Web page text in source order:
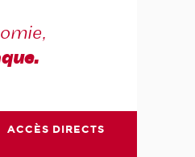
que.
ACCÈS DIRECTS